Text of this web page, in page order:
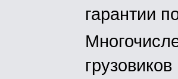
гарантии